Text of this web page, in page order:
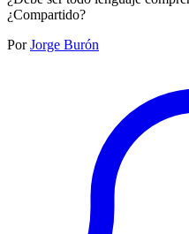
¿Compartido?
Por Jorge Burón